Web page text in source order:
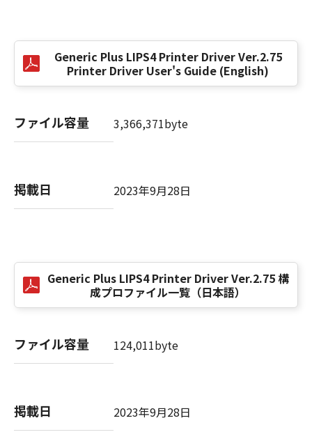
(4) お客様は、上記(3)によって本契約書が終了
した場合、速やかに、「本ソフトウェア」およ
びその複製物のすべてを廃棄または消去するも
(5) 上記にかかわらず、本契約書第2条、第4条
から第7条まで、第8条第4項および第10条の規
定は、本契約書の終了後も効力を有します。
NOTICE
“米国政府エンドユーザー”とは、米国政府の機
用されます：The SOFTWARE is a "commercial
item," as that term is defined at 48 C.F.R.
2.101 (Oct 1995), consisting of "commercial
computer software" and "commercial
terms are used in 48 C.F.R. 12.212 (Sept 1995).
Consistent with 48 C.F.R. 12.212 and 48 C.F.R.
the SOFTWARE with only those rights set
forth herein. The manufacturer is Canon
Generic Plus LIPS4 Printer Driver Ver.2.75
Printer Driver User's Guide (English)
ファイル容量 3,366,371byte
掲載日 2023年9月28日
Generic Plus LIPS4 Printer Driver Ver.2.75 構
成プロファイル一覧（日本語）
ファイル容量 124,011byte
掲載日 2023年9月28日